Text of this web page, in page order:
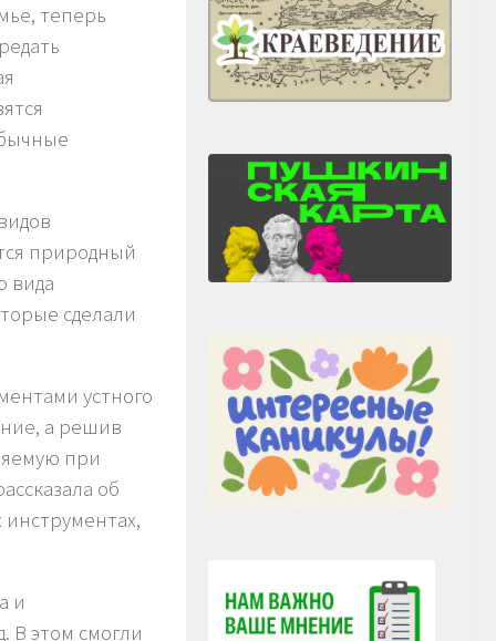
теперь
природный
вида
сделали
устного
а решив
при
об
инструментах,
и
В этом смогли